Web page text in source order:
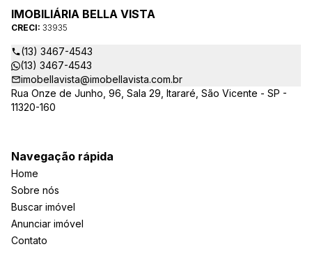
ao CRECI-EE – estarão sempre prontos para responder-lhe
todas as suas dúvidas sobre casas, apartamentos, terrenos,
salas comerciais e outros produtos imobiliários.
IMOBILIÁRIA BELLA VISTA
CRECI: 33935
(13) 3467-4543
(13) 3467-4543
imobellavista@imobellavista.com.br
Rua Onze de Junho, 96, Sala 29, Itararé, São Vicente - SP -
11320-160
Navegação rápida
Home
Sobre nós
Buscar imóvel
Anunciar imóvel
Contato